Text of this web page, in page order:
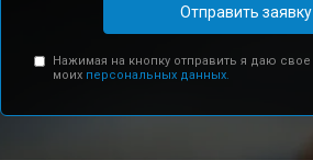
Отправить заявку
Нажимая на кнопку отправить я даю свое
моих персональных данных.